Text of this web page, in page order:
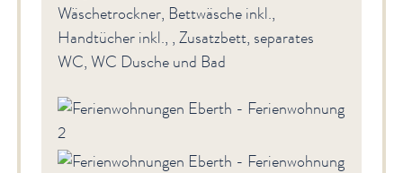
Wäschetrockner, Bettwäsche inkl.,
Handtücher inkl., , Zusatzbett, separates
WC, WC Dusche und Bad